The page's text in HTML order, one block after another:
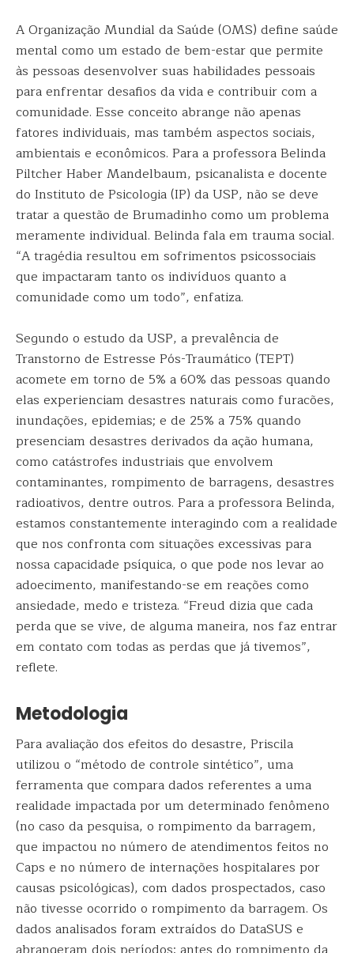
A Organização Mundial da Saúde (OMS) define saúde
mental como um estado de bem-estar que permite
às pessoas desenvolver suas habilidades pessoais
para enfrentar desafios da vida e contribuir com a
comunidade. Esse conceito abrange não apenas
fatores individuais, mas também aspectos sociais,
ambientais e econômicos. Para a professora Belinda
Piltcher Haber Mandelbaum, psicanalista e docente
do Instituto de Psicologia (IP) da USP, não se deve
tratar a questão de Brumadinho como um problema
meramente individual. Belinda fala em trauma social.
“A tragédia resultou em sofrimentos psicossociais
que impactaram tanto os indivíduos quanto a
comunidade como um todo”, enfatiza.
Segundo o estudo da USP, a prevalência de
Transtorno de Estresse Pós-Traumático (TEPT)
acomete em torno de 5% a 60% das pessoas quando
elas experienciam desastres naturais como furacões,
inundações, epidemias; e de 25% a 75% quando
presenciam desastres derivados da ação humana,
como catástrofes industriais que envolvem
contaminantes, rompimento de barragens, desastres
radioativos, dentre outros. Para a professora Belinda,
estamos constantemente interagindo com a realidade
que nos confronta com situações excessivas para
nossa capacidade psíquica, o que pode nos levar ao
adoecimento, manifestando-se em reações como
ansiedade, medo e tristeza. “Freud dizia que cada
perda que se vive, de alguma maneira, nos faz entrar
em contato com todas as perdas que já tivemos”,
reflete.
Metodologia
Para avaliação dos efeitos do desastre, Priscila
utilizou o “método de controle sintético”, uma
ferramenta que compara dados referentes a uma
realidade impactada por um determinado fenômeno
(no caso da pesquisa, o rompimento da barragem,
que impactou no número de atendimentos feitos no
Caps e no número de internações hospitalares por
causas psicológicas), com dados prospectados, caso
não tivesse ocorrido o rompimento da barragem. Os
dados analisados foram extraídos do DataSUS e